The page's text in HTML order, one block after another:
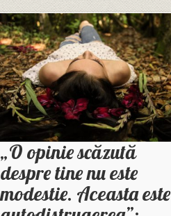
„O opinie scăzută
despre tine nu este
modestie. Aceasta este